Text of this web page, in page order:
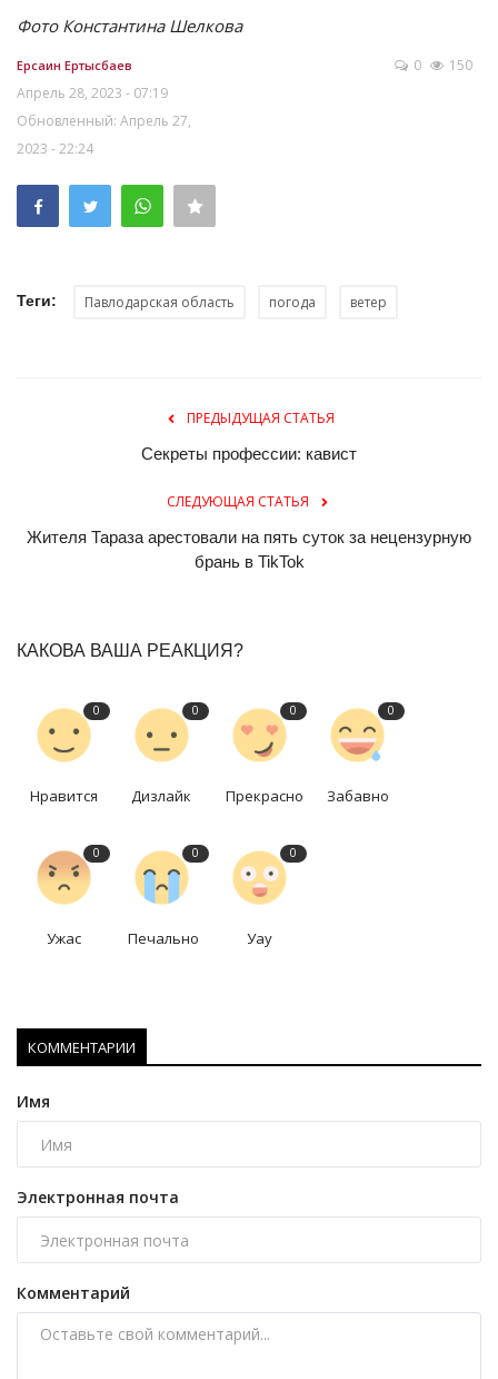
Фото Константина Шелкова
Ерсаин Ертысбаев
Апрель 28, 2023 - 07:19
Обновленный: Апрель 27,
2023 - 22:24
0 150
Теги: Павлодарская область погода ветер
ПРЕДЫДУЩАЯ СТАТЬЯ
Секреты профессии: кавист
СЛЕДУЮЩАЯ СТАТЬЯ
Жителя Тараза арестовали на пять суток за нецензурную
брань в TikTok
КАКОВА ВАША РЕАКЦИЯ?
0
Нравится
0
Дизлайк
0
Прекрасно
0
Забавно
0
Ужас
0
Печально
0
Уау
КОММЕНТАРИИ
Имя
Электронная почта
Комментарий